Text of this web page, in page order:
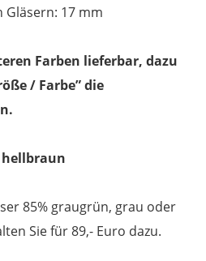
Gläsern: 17 mm
Farben lieferbar, dazu
/ Farbe” die
hellbraun
85% graugrün, grau oder
Sie für 89,- Euro dazu.